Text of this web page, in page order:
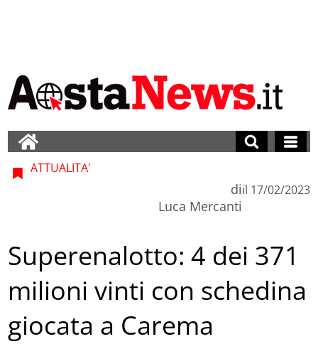
ATTUALITA'
di
Luca Mercanti
il 17/02/2023
Superenalotto: 4 dei 371
milioni vinti con schedina
giocata a Carema